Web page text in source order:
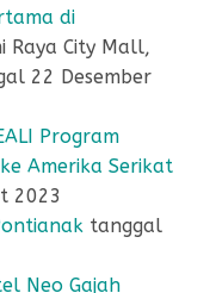
di
Raya City Mall,
22 Desember
Program
Amerika Serikat
2023
tanggal
Neo Gajah